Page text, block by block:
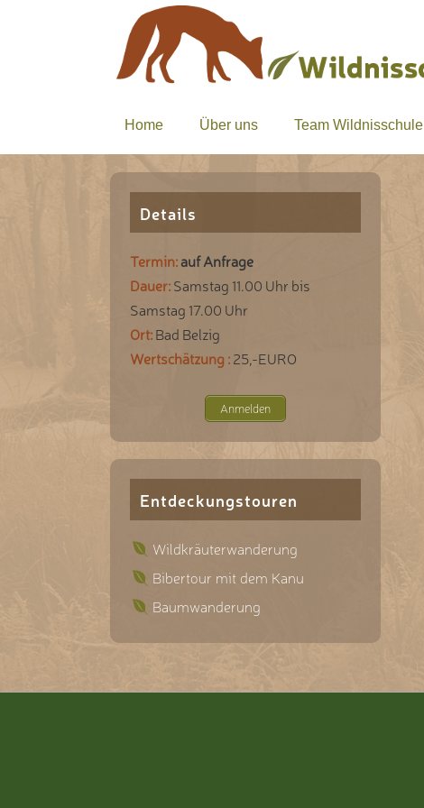
Home Über uns Team Wildnisschule
Details
Termin:auf Anfrage
Dauer:Samstag 11.00 Uhr bis
Samstag 17.00 Uhr
Ort:Bad Belzig
Wertschätzung :25,-EURO
Anmelden
Entdeckungstouren
Wildkräuterwanderung
Bibertour mit dem Kanu
Baumwanderung